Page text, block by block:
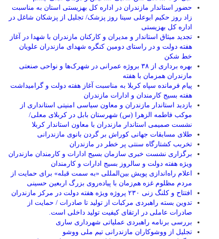
حضور استاندار مازندران در اداره کل بهزیستی استان به مناسبت
زاد روز حکیم ابوعلی سینا روز پزشک/ تجلیل از پزشکان شاغل در
اداره کل بهزیستی
تجدید میثاق استاندار و مدیران و کارکنان مازندران با شهدا در آغاز
هفته دولت و در راستای دومین کنگره شهدای مازندران علویان
خط شکن
بهره برداری از ۳۸ بروژه عمرانی در شهرک‌ها و نواحی صنعتی
مازندران همزمان با هفته
پیام فرمانده سپاه کربلا به مناسبت آغاز هفته دولت و گرامیداشت
هفته بسیج کارمندان و ادارات مازندران
بازدید استاندار مازندران و معاون سیاسی امنیتی استانداری از
موکب فاطمه الزهرا (س) شهرستان بابل در کربلای معلی/
نشست صمیمی استاندار مازندران با معاون استاندار کربلا
طلای مسابقات جهانی کوراش بر گردن بانوی مازندرانی
تخربب کشتارگاه سنتی پر خطر در مازندران
برگزاری نشست خبری سازمان بسیج ادارات و کارمندان مازندران
ویژه هفته دولت و سالروز بسیج ادارات و کارمندان
اعلام راه‌اندازی پویش بین‌المللی «به سمت قبله» برای حمایت از
مردم مظلوم غزه هم‌زمان با پیاده‌روی بزرگ اربعین حسینی
افتتاح و کلنگ زنی ۲۳۰ پروژه ویژه هفته دولت در مرکز مازندران
تدوین بسته راهبردی مرکبات از تولید تا صادرات / حمایت از
صادرات عاملی در ارتقای کیفیت تولید داخلی است.
بررسی برنامه راهبردی عملیاتی شهرداری ساری
تجلیل از ووشوکاران مازندرانی تیم ملی ووشو